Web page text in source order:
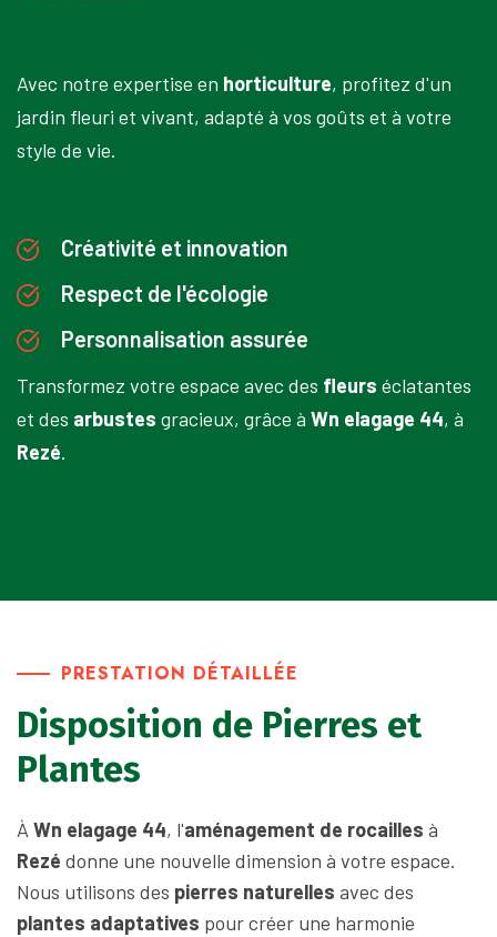
Avec notre expertise en horticulture, profitez d'un
jardin fleuri et vivant, adapté à vos goûts et à votre
style de vie.
Créativité et innovation
Respect de l'écologie
Personnalisation assurée
Transformez votre espace avec des fleurs éclatantes
et des arbustes gracieux, grâce à Wn elagage 44, à
Rezé.
PRESTATION DÉTAILLÉE
Disposition de Pierres et
Plantes
À Wn elagage 44, l'aménagement de rocailles à
Rezé donne une nouvelle dimension à votre espace.
Nous utilisons des pierres naturelles avec des
plantes adaptatives pour créer une harmonie